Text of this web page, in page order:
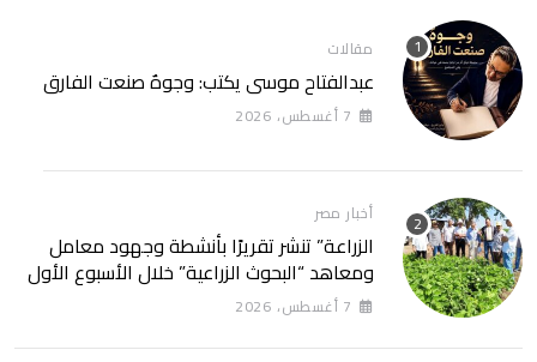
مقالات
عبدالفتاح موسى يكتب: وجوهٌ صنعت الفارق
7 أغسطس، 2026
أخبار مصر
الزراعة” تنشر تقريرًا بأنشطة وجهود معامل
ومعاهد “البحوث الزراعية” خلال الأسبوع الأول
من أغسطس 2026
7 أغسطس، 2026